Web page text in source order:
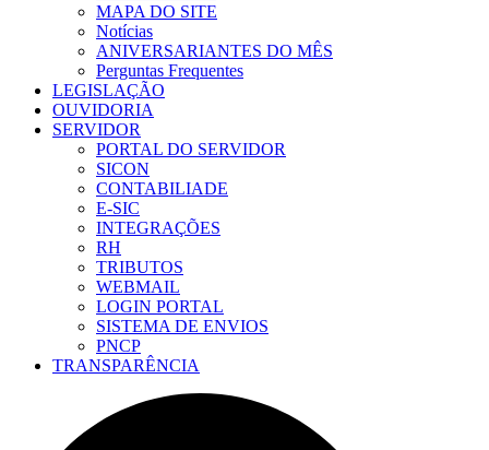
MAPA DO SITE
Notícias
ANIVERSARIANTES DO MÊS
Perguntas Frequentes
LEGISLAÇÃO
OUVIDORIA
SERVIDOR
PORTAL DO SERVIDOR
SICON
CONTABILIADE
E-SIC
INTEGRAÇÕES
RH
TRIBUTOS
WEBMAIL
LOGIN PORTAL
SISTEMA DE ENVIOS
PNCP
TRANSPARÊNCIA